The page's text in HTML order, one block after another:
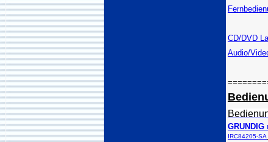
CD/DVD
Audio/
GRUNDIG
IRC84205-SA